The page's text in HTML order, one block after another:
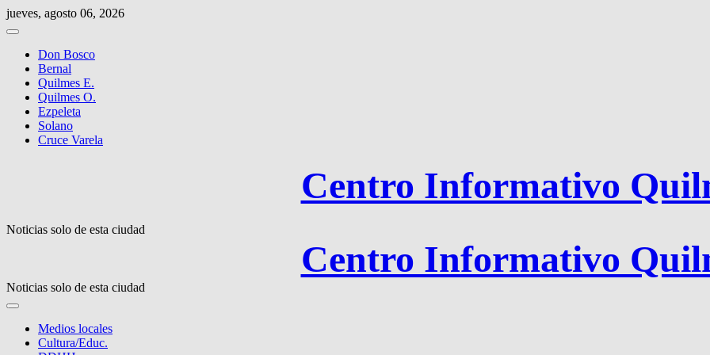
Saltar
al
jueves, agosto 06, 2026
Don Bosco
Bernal
Quilmes E.
Quilmes O.
Ezpeleta
Solano
Cruce Varela
Centro Informativo
Noticias solo de esta ciudad
Centro Informativo
Noticias solo de esta ciudad
Medios locales
Cultura/Educ.